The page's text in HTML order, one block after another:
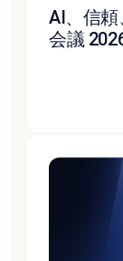
AI、信頼
会議